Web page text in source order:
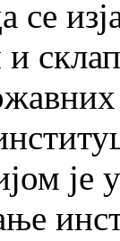
се
је